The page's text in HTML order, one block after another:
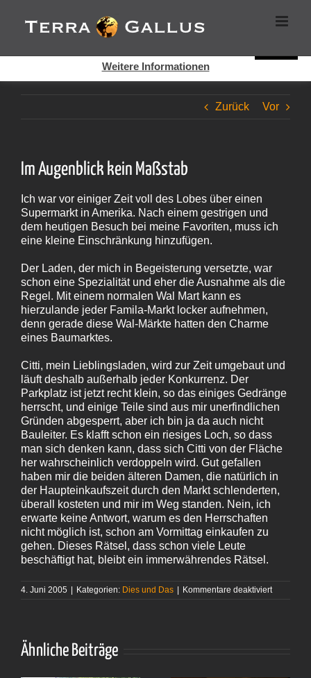
Inhalt
springen
Zurück Vor
Im Augenblick kein Maßstab
Ich war vor einiger Zeit voll des Lobes über einen
Supermarkt in Amerika. Nach einem gestrigen und
dem heutigen Besuch bei meine Favoriten, muss ich
eine kleine Einschränkung hinzufügen.
Der Laden, der mich in Begeisterung versetzte, war
schon eine Spezialität und eher die Ausnahme als die
Regel. Mit einem normalen Wal Mart kann es
hierzulande jeder Famila-Markt locker aufnehmen,
denn gerade diese Wal-Märkte hatten den Charme
eines Baumarktes.
Citti, mein Lieblingsladen, wird zur Zeit umgebaut und
läuft deshalb außerhalb jeder Konkurrenz. Der
Parkplatz ist jetzt recht klein, so das einiges Gedränge
herrscht, und einige Teile sind aus mir unerfindlichen
Gründen abgesperrt, aber ich bin ja da auch nicht
Bauleiter. Es klafft schon ein riesiges Loch, so dass
man sich denken kann, dass sich Citti von der Fläche
her wahrscheinlich verdoppeln wird. Gut gefallen
haben mir die beiden älteren Damen, die natürlich in
der Haupteinkaufszeit durch den Markt schlenderten,
überall kosteten und mir im Weg standen. Nein, ich
erwarte keine Antwort, warum es den Herrschaften
nicht möglich ist, schon am Vormittag einkaufen zu
gehen. Dieses Rätsel, dass schon viele Leute
beschäftigt hat, bleibt ein immerwährendes Rätsel.
4. Juni 2005 | Kategorien: Dies und Das | Kommentare deaktiviertfür
Ähnliche Beiträge
Cookies helfen auf auf dieser Seite bei der Bereitstellung der
Dienste. Durch die Nutzung dieser Webseite erklären Sie sich
Weitere Informationen